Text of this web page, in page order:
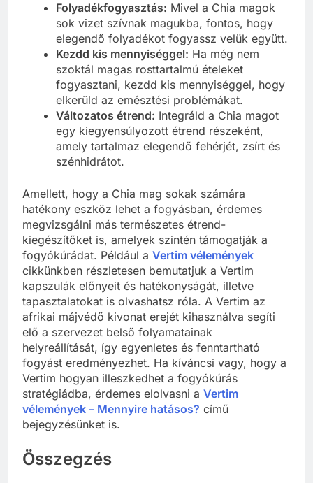
Folyadékfogyasztás: Mivel a Chia magok
sok vizet szívnak magukba, fontos, hogy
elegendő folyadékot fogyassz velük együtt.
Kezdd kis mennyiséggel: Ha még nem
szoktál magas rosttartalmú ételeket
fogyasztani, kezdd kis mennyiséggel, hogy
elkerüld az emésztési problémákat.
Változatos étrend: Integráld a Chia magot
egy kiegyensúlyozott étrend részeként,
amely tartalmaz elegendő fehérjét, zsírt és
szénhidrátot.
Amellett, hogy a Chia mag sokak számára
hatékony eszköz lehet a fogyásban, érdemes
megvizsgálni más természetes étrend-
kiegészítőket is, amelyek szintén támogatják a
fogyókúrádat. Például a Vertim vélemények
cikkünkben részletesen bemutatjuk a Vertim
kapszulák előnyeit és hatékonyságát, illetve
tapasztalatokat is olvashatsz róla. A Vertim az
afrikai májvédő kivonat erejét kihasználva segíti
elő a szervezet belső folyamatainak
helyreállítását, így egyenletes és fenntartható
fogyást eredményezhet. Ha kíváncsi vagy, hogy a
Vertim hogyan illeszkedhet a fogyókúrás
stratégiádba, érdemes elolvasni a Vertim
vélemények – Mennyire hatásos? című
bejegyzésünket is.
Összegzés